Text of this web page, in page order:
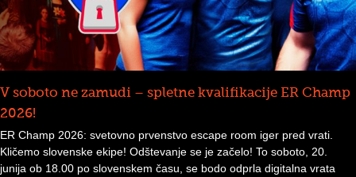
V soboto ne zamudi – spletne kvalifikacije ER Champ
2026!
ER Champ 2026: svetovno prvenstvo escape room iger pred vrati.
Kličemo slovenske ekipe! Odštevanje se je začelo! To soboto, 20.
junija ob 18.00 po slovenskem času, se bodo odprla digitalna vrata